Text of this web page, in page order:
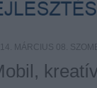
MÁRCIUS 08.